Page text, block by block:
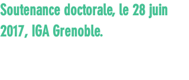
Soutenance doctorale, le 28 juin
2017, IGA Grenoble.